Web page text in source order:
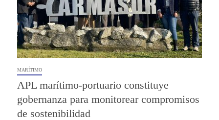
MARÍTIMO
APL marítimo-portuario constituye
gobernanza para monitorear compromisos
de sostenibilidad